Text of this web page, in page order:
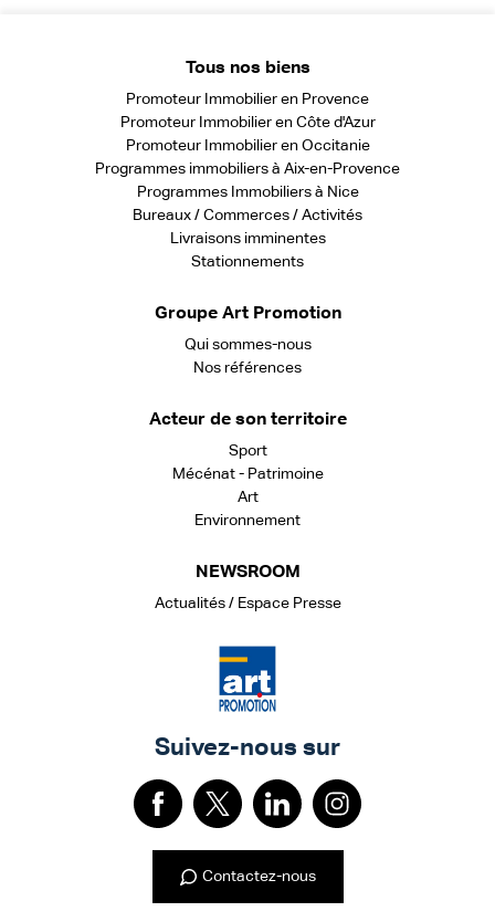
Tous nos biens
Promoteur Immobilier en Provence
Promoteur Immobilier en Côte d'Azur
Promoteur Immobilier en Occitanie
Programmes immobiliers à Aix-en-Provence
Programmes Immobiliers à Nice
Bureaux / Commerces / Activités
Livraisons imminentes
Stationnements
Groupe Art Promotion
Qui sommes-nous
Nos références
Acteur de son territoire
Sport
Mécénat - Patrimoine
Art
Environnement
NEWSROOM
Actualités / Espace Presse
Suivez-nous sur
Contactez-nous